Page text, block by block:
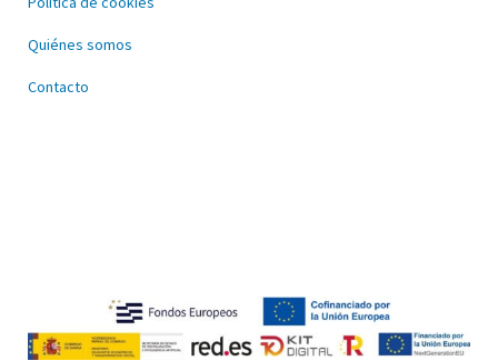
Quiénes somos
Contacto